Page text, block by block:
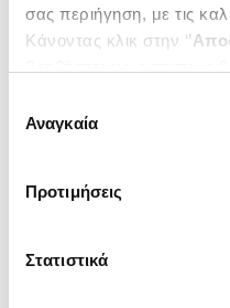
σας περιήγηση, με τις
Κάνοντας κλικ στην ‘’
ενδιαφέρουν και να
συγκατάθεσης
Αναγκαία
Προτιμήσεις
Στατιστικά